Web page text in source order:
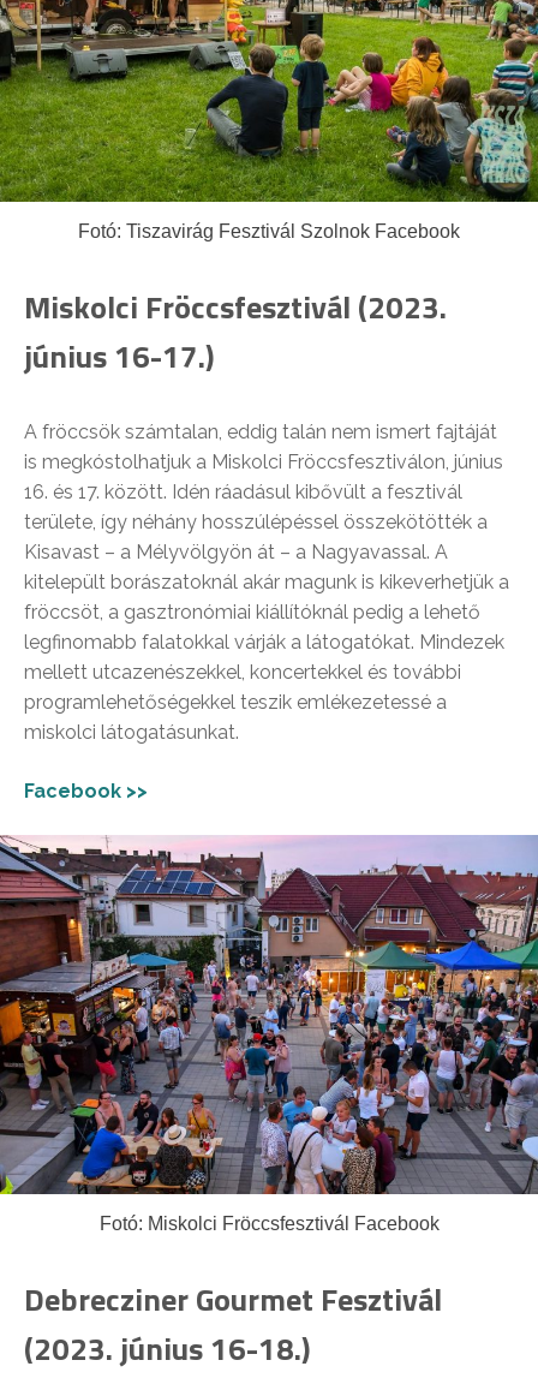
Fotó: Tiszavirág Fesztivál Szolnok Facebook
Miskolci Fröccsfesztivál (2023.
június 16-17.)
A fröccsök számtalan, eddig talán nem ismert fajtáját
is megkóstolhatjuk a Miskolci Fröccsfesztiválon, június
16. és 17. között. Idén ráadásul kibővült a fesztivál
területe, így néhány hosszúlépéssel összekötötték a
Kisavast – a Mélyvölgyön át – a Nagyavassal. A
kitelepült borászatoknál akár magunk is kikeverhetjük a
fröccsöt, a gasztronómiai kiállítóknál pedig a lehető
legfinomabb falatokkal várják a látogatókat. Mindezek
mellett utcazenészekkel, koncertekkel és további
programlehetőségekkel teszik emlékezetessé a
miskolci látogatásunkat.
Facebook >>
Fotó: Miskolci Fröccsfesztivál Facebook
Debrecziner Gourmet Fesztivál
(2023. június 16-18.)